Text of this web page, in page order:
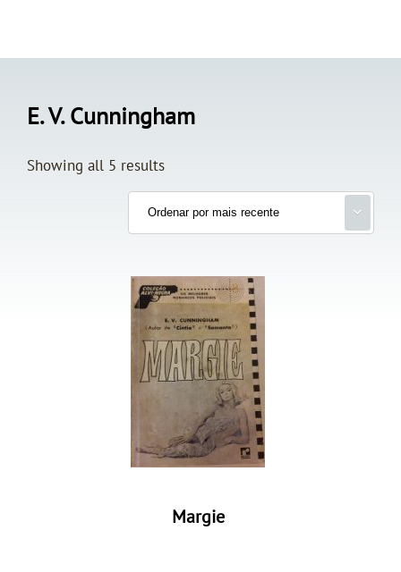
E. V. Cunningham
Showing all 5 results
Margie